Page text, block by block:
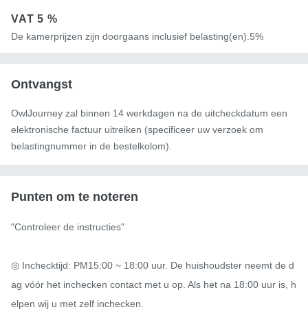
VAT5 %
De kamerprijzen zijn doorgaans inclusief belasting(en).5%
Ontvangst
OwlJourney zal binnen 14 werkdagen na de uitcheckdatum een ​​
elektronische factuur uitreiken (specificeer uw verzoek om
belastingnummer in de bestelkolom).
Punten om te noteren
"Controleer de instructies"
◎ Inchecktijd: PM15:00 ~ 18:00 uur. De huishoudster neemt de d
ag vóór het inchecken contact met u op. Als het na 18:00 uur is, h
elpen wij u met zelf inchecken.